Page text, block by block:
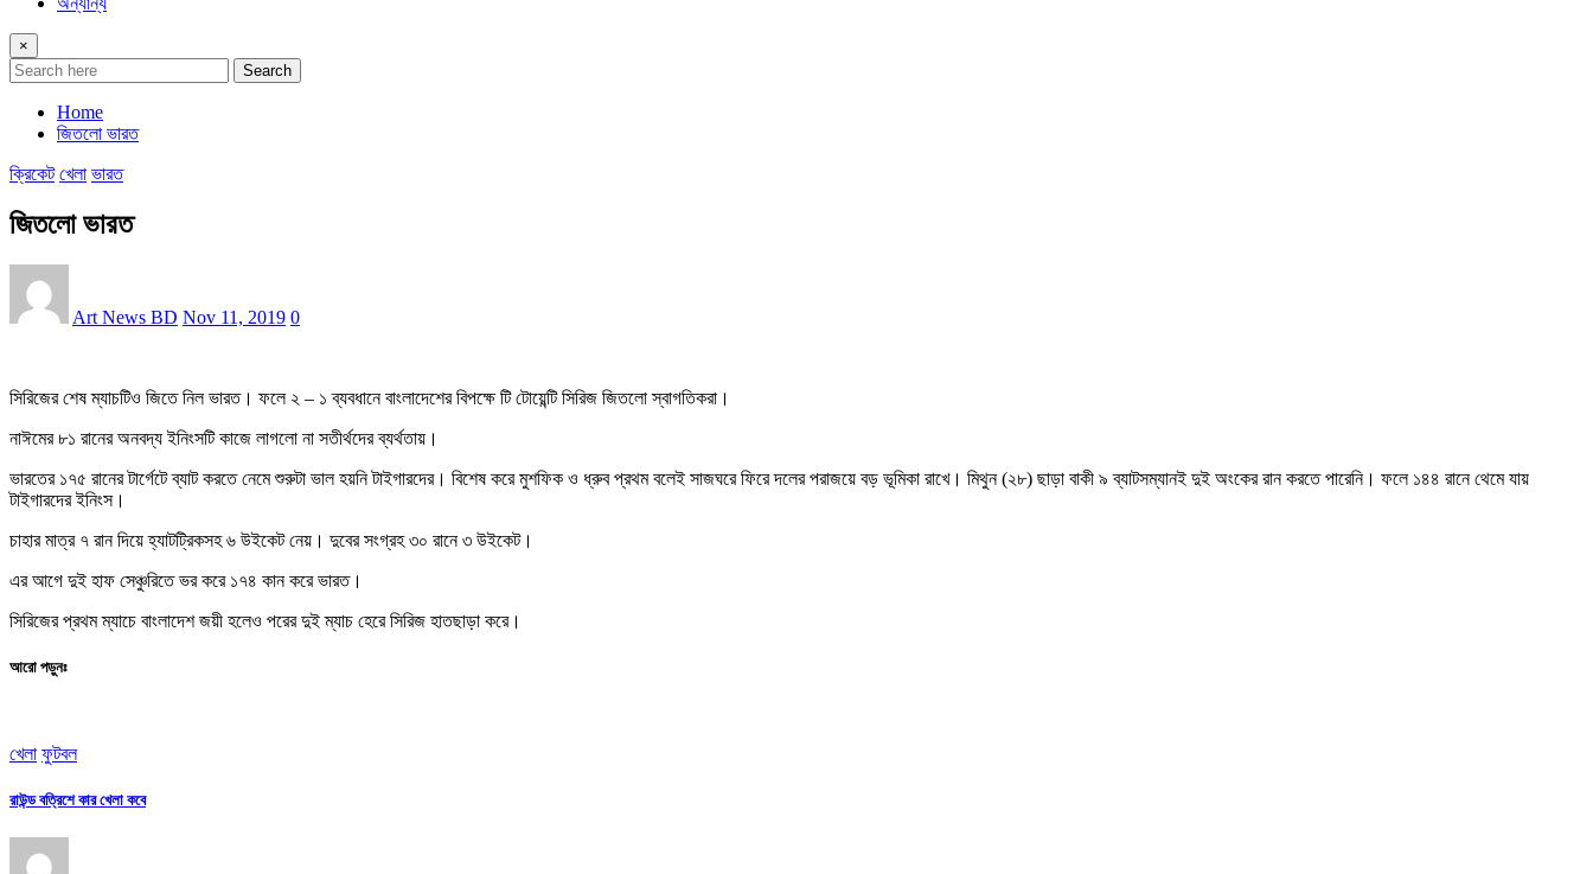
×
Search
Home
জিতলো ভারত
ক্রিকেট খেলা ভারত
জিতলো ভারত
Art News BD Nov 11, 2019 0
সিরিজের শেষ ম্যাচটিও জিতে নিল ভারত। ফলে ২ – ১ ব্যবধানে বাংলাদেশের বিপক্ষে টি টোয়েন্টি সিরিজ জিতলো স্বাগতিকরা।
নাঈমের ৮১ রানের অনবদ্য ইনিংসটি কাজে লাগলো না সতীর্থদের ব্যর্থতায়।
ভারতের ১৭৫ রানের টার্গেটে ব্যাট করতে নেমে শুরুটা ভাল হয়নি টাইগারদের। বিশেষ করে মুশফিক ও ধ্রুব প্রথম বলেই সাজঘরে ফিরে দলের পরাজয়ে বড় ভূমিকা রাখে। মিথুন (২৮) ছাড়া বাকী ৯ ব্যাটসম্যানই দুই অংকের রান করতে পারেনি। ফলে ১৪৪ রানে থেমে যায়
টাইগারদের ইনিংস।
চাহার মাত্র ৭ রান দিয়ে হ্যাটট্রিকসহ ৬ উইকেট নেয়। দুবের সংগ্রহ ৩০ রানে ৩ উইকেট।
এর আগে দুই হাফ সেঞ্চুরিতে ভর করে ১৭৪ কান করে ভারত।
সিরিজের প্রথম ম্যাচে বাংলাদেশ জয়ী হলেও পরের দুই ম্যাচ হেরে সিরিজ হাতছাড়া করে।
আরো পড়ুনঃ
খেলা ফুটবল
রাউন্ড বত্রিশে কার খেলা কবে